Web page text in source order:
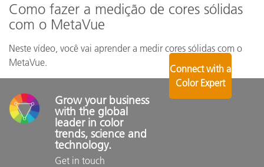
Como fazer a medição de cores sólidas
com o MetaVue
Neste vídeo, você vai aprender a medir cores sólidas com o
MetaVue.
Grow your business
with the global
leader in color
trends, science and
technology.
Get in touch
Connect with a
Color Expert